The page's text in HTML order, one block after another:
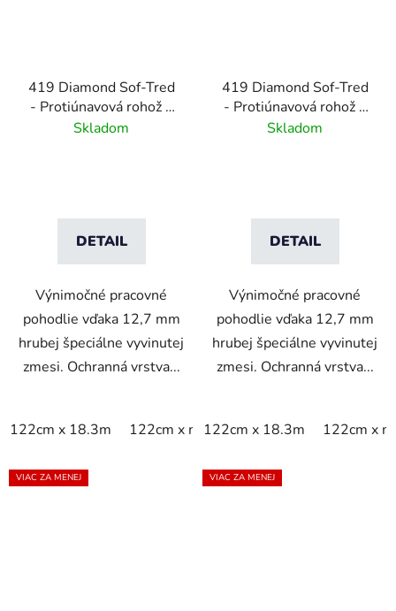
419 Diamond Sof-Tred
- Protiúnavová rohož s
vrstvou Dyna-Shield a
Skladom
DETAIL
Výnimočné pracovné
pohodlie vďaka 12,7 mm
hrubej špeciálne vyvinutej
zmesi. Ochranná vrstva...
122cm x 18.3m 122cm x m 60cm x 18.3m 60cm x
419 Diamond Sof-Tred
- Protiúnavová rohož s
vrstvou Dyna-Shield a
Skladom
DETAIL
Výnimočné pracovné
pohodlie vďaka 12,7 mm
hrubej špeciálne vyvinutej
zmesi. Ochranná vrstva...
122cm x 18.3m 122cm x m
VIAC ZA MENEJ VIAC ZA MENEJ